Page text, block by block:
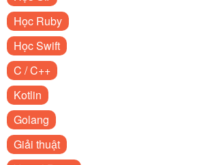
Học Ruby
Học Swift
C / C++
Kotlin
Golang
Giải thuật